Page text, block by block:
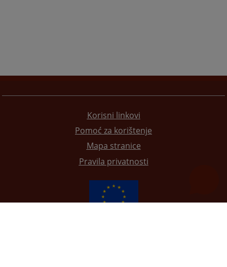
Korisni linkovi
Pomoć za korištenje
Mapa stranice
Pravila privatnosti